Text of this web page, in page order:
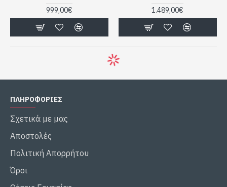
999,00€ 1.489,00€
ΠΛΗΡΟΦΟΡΙΕΣ
Σχετικά με μας
Αποστολές
Πολιτική Απορρήτου
Όροι